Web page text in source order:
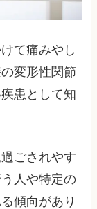
て痛みやし
変形性関節
患として知
ごされやす
人や特定の
傾向があり